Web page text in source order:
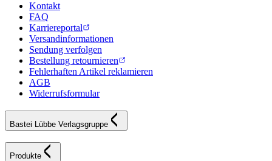
Kontakt
FAQ
Karriereportal
Versandinformationen
Sendung verfolgen
Bestellung retournieren
Fehlerhaften Artikel reklamieren
AGB
Widerrufsformular
Bastei Lübbe Verlagsgruppe
Produkte